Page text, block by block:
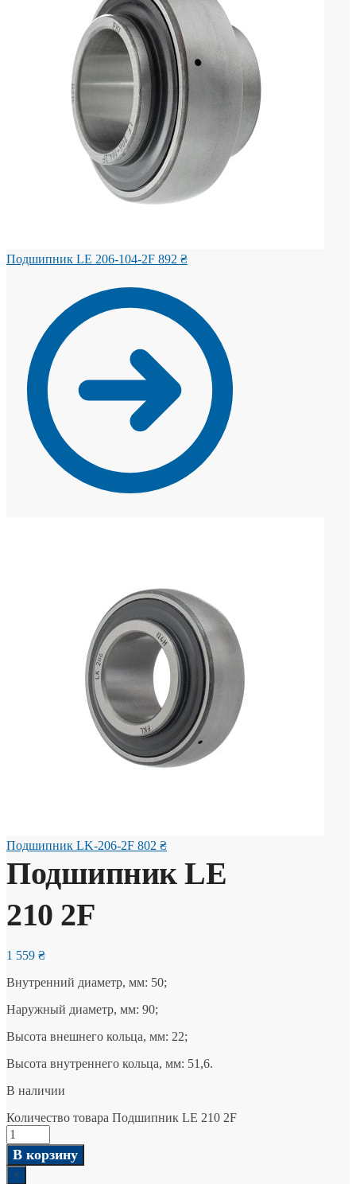
Подшипник LE 206-104-2F 892 ₴
Подшипник LK-206-2F 802 ₴
Подшипник LE
210 2F
1 559 ₴
Внутренний диаметр, мм: 50;
Наружный диаметр, мм: 90;
Высота внешнего кольца, мм: 22;
Высота внутреннего кольца, мм: 51,6.
В наличии
Количество товара Подшипник LE 210 2F
В корзину
×